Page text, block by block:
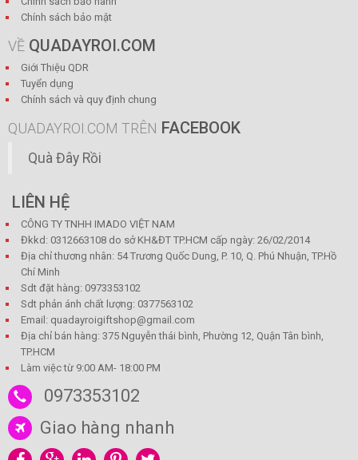
Chính sách bảo mật
VỀ QUADAYROI.COM
Giới Thiệu QDR
Tuyển dụng
Chính sách và quy định chung
QUADAYROI.COM TRÊN FACEBOOK
Quà Đây Rồi
LIÊN HỆ
CÔNG TY TNHH IMADO VIỆT NAM
Đkkd: 0312663108 do sở KH&ĐT TP.HCM cấp ngày: 26/02/2014
Địa chỉ thương nhân: 54 Trương Quốc Dung, P. 10, Q. Phú Nhuận, TP.Hồ
Chí Minh
Sdt đặt hàng: 0973353102
Sdt phản ánh chất lượng: 0377563102
Email: quadayroigiftshop@gmail.com
Địa chỉ bán hàng: 375 Nguyễn thái bình, Phường 12, Quận Tân bình,
TP.HCM
Làm việc từ 9:00 AM- 18:00 PM
0973353102
Giao hàng nhanh